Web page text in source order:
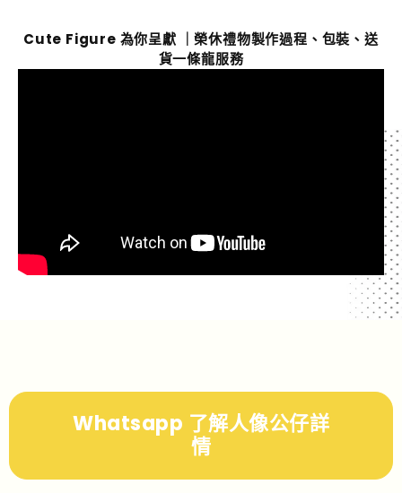
Cute Figure 為你呈獻 ｜榮休禮物製作過程、包裝、送
貨一條龍服務
Whatsapp 了解人像公仔詳
情